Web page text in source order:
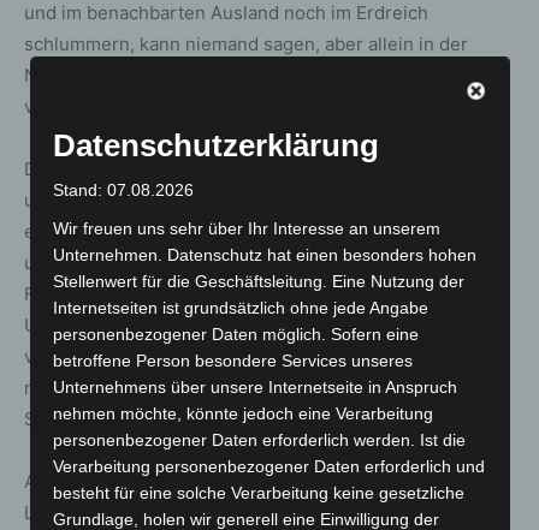
und im benachbarten Ausland noch im Erdreich
schlummern, kann niemand sagen, aber allein in der
Nordsee wird von vermuteten 1,3 Millionen Tonnen
versenkter Kampfmittel ausgegangen.
Die Räumdienste arbeiten europaweit eng zusammen
und unterstützen sich regelmäßig. Wird beispielsweise
ein undefiniertes Kampfmittel aufgefunden, erfolgt eine
umgehende Information und Dokumentation zur
Feststellung der Identität und Herkunft. Technische
Unterstützung ist ebenfalls an der Tagesordnung. Erst
vor zwei Wochen war ein niedersächsisches Einsatzteam
mit der Wasserstrahlschneidanlage in Braunsbedra im
Saalekreis in Sachsen-Anhalt im Einsatz.
Auch in Punkto Digitalisierung spielt Niedersachsen 1.
Liga. Mit KISNi (Kampfmittelinformationssystem
Datenschutzerklärung
Stand: 07.08.2026
Wir freuen uns sehr über Ihr Interesse an unserem
Unternehmen. Datenschutz hat einen besonders hohen
Stellenwert für die Geschäftsleitung. Eine Nutzung der
Internetseiten ist grundsätzlich ohne jede Angabe
personenbezogener Daten möglich. Sofern eine
betroffene Person besondere Services unseres
Unternehmens über unsere Internetseite in Anspruch
nehmen möchte, könnte jedoch eine Verarbeitung
personenbezogener Daten erforderlich werden. Ist die
Verarbeitung personenbezogener Daten erforderlich und
besteht für eine solche Verarbeitung keine gesetzliche
Grundlage, holen wir generell eine Einwilligung der